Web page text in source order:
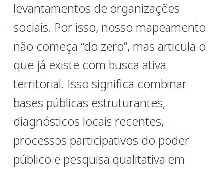
levantamentos de organizações
sociais. Por isso, nosso mapeamento
não começa “do zero”, mas articula o
que já existe com busca ativa
territorial. Isso significa combinar
bases públicas estruturantes,
diagnósticos locais recentes,
processos participativos do poder
público e pesquisa qualitativa em